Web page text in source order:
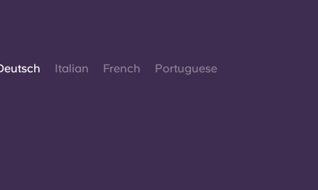
Italian French Portuguese